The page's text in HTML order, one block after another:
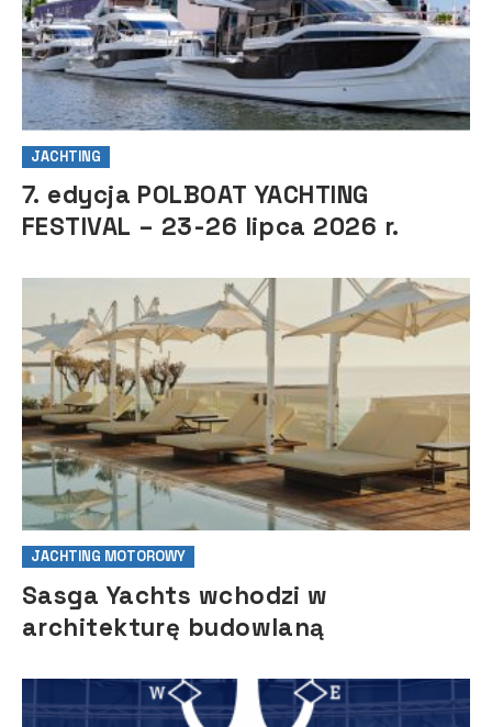
JACHTING
7. edycja POLBOAT YACHTING
FESTIVAL – 23-26 lipca 2026 r.
JACHTING MOTOROWY
Sasga Yachts wchodzi w
architekturę budowlaną